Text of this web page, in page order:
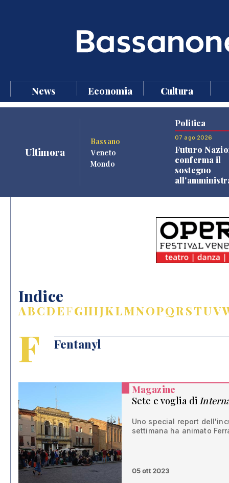
News Economia Cultura
Ultimora
Bassano
Veneto
Mondo
Politica
07 ago 2026
Futuro
conferma il
sostegno
Indice
ABCDEFGHIJKLMNOPQRSTUV
F Fentanyl
Magazine
Sete e voglia di
Uno special report
settimana ha animato
05 ott 2023